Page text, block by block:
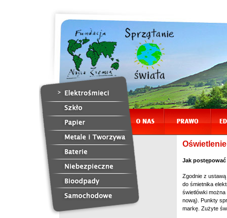
Oświetlenie
Jak
Zgodnie z
do śmietnika
świetlówki
nową). Punkty
markę. Zużyte